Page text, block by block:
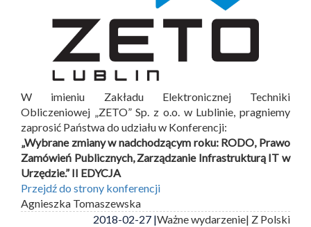
W imieniu Zakładu Elektronicznej Techniki
Obliczeniowej „ZETO” Sp. z o.o. w Lublinie, pragniemy
zaprosić Państwa do udziału w Konferencji:
„Wybrane zmiany w nadchodzącym roku: RODO, Prawo
Zamówień Publicznych, Zarządzanie Infrastrukturą IT w
Urzędzie.” II EDYCJA
Przejdź do strony konferencji
Agnieszka Tomaszewska
2018-02-27 |Ważne wydarzenie| Z Polski